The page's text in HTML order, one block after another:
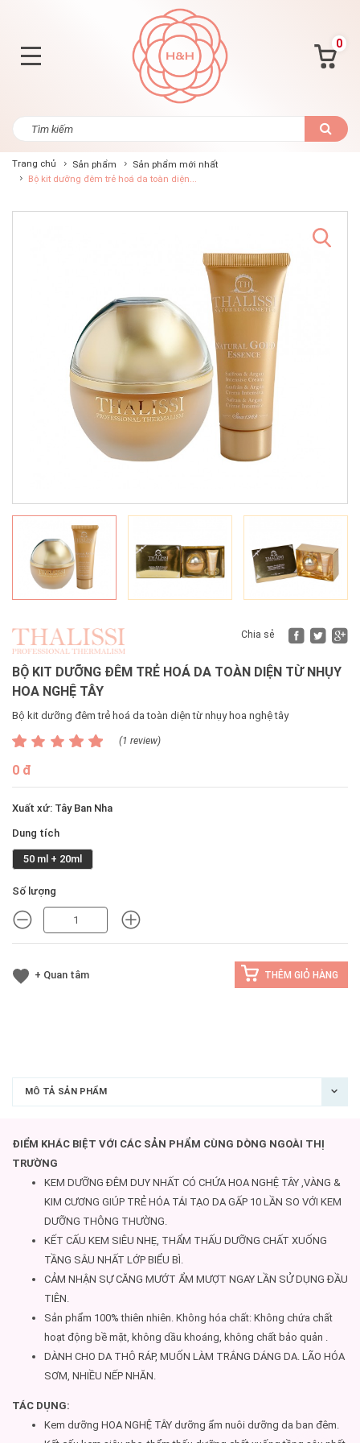
0
Trang chủ Sản phẩm
Sản phẩm mới nhất
Bộ kit dưỡng đêm trẻ hoá da toàn diện...
Chia sẻ
BỘ KIT DƯỠNG ĐÊM TRẺ HOÁ DA TOÀN DIỆN TỪ NHỤY
HOA NGHỆ TÂY
Bộ kit dưỡng đêm trẻ hoá da toàn diện từ nhụy hoa nghệ tây
(1 review)
0 đ
Xuất xứ: Tây Ban Nha
Dung tích
50 ml + 20ml
Số lượng
MINUS MINUS
+ Quan tâm THÊM GIỎ HÀNG
MÔ TẢ SẢN PHẨM
ĐIỂM KHÁC BIỆT VỚI CÁC SẢN PHẨM CÙNG DÒNG NGOÀI THỊ
TRƯỜNG
KEM DƯỠNG ĐÊM DUY NHẤT CÓ CHỨA HOA NGHỆ TÂY ,VÀNG &
KIM CƯƠNG GIÚP TRẺ HÓA TÁI TẠO DA GẤP 10 LẦN SO VỚI KEM
DƯỠNG THÔNG THƯỜNG.
KẾT CẤU KEM SIÊU NHẸ, THẨM THẤU DƯỠNG CHẤT XUỐNG
TẦNG SÂU NHẤT LỚP BIỂU BÌ.
CẢM NHẬN SỰ CĂNG MƯỚT ẨM MƯỢT NGAY LẦN SỬ DỤNG ĐẦU
TIÊN.
Sản phẩm 100% thiên nhiên. Không hóa chất: Không chứa chất
hoạt động bề mặt, không dầu khoáng, không chất bảo quản .
DÀNH CHO DA THÔ RÁP, MUỐN LÀM TRẮNG DÁNG DA. LÃO HÓA
SƠM, NHIỀU NẾP NHĂN.
TÁC DỤNG:
Kem dưỡng HOA NGHỆ TÂY dưỡng ẩm nuôi dưỡng da ban đêm.